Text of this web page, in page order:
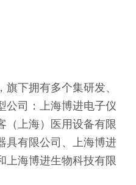
下拥有多个集研发、
公司：上海博进电子仪
（上海）医用设备有限
具有限公司、上海博进
上海博进生物科技有限